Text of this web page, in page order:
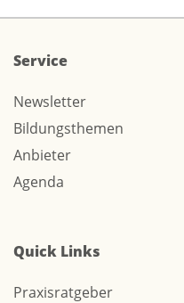
Service
Newsletter
Bildungsthemen
Anbieter
Agenda
Quick Links
Praxisratgeber